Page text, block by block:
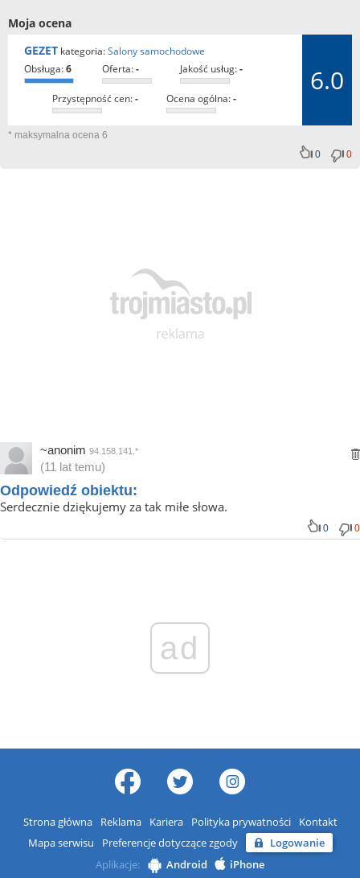
Moja ocena
GEZET kategoria:Salony samochodowe
obsługa:6 oferta:- jakość usług:-
przystępność cen:- ocena ogólna:-
6.0
* maksymalna ocena 6
0
0
~anonim 94.158.141.*
(11 lat temu)
Odpowiedź obiektu:
Serdecznie dziękujemy za tak miłe słowa.
0 0
ad
Strona główna Reklama Kariera Polityka prywatności
Kontakt
Mapa serwisu
Preferencje dotyczące zgody
Logowanie
Aplikacje:
Android iPhone